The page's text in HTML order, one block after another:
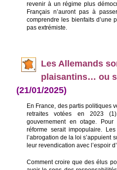
revenir à un régime plus
Français n’auront pas à
comprendre les bienfaits d’une
pas extrémiste.
LesAllemands
plaisantins… ou
(21/01/2025)
En France, des partis politiques
retraites votées en 2023
gouvernement en otage.
réforme serait impopulaire.
l’abrogation de la loi s’appuient
leur revendication avec l’espoir
Comment croire que des élus